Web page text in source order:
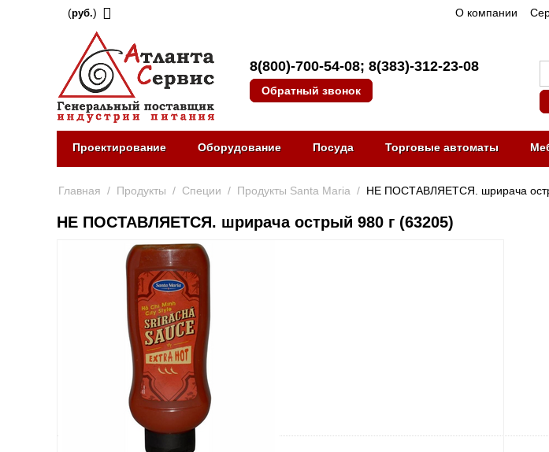
(руб.) О компании
8(800)-700-54-08; 8(383)-312-23-08
Обратный звонок
Проектирование Оборудование Посуда Торговые автоматы
Главная / Продукты / Специи / Продукты Santa Maria / НЕ ПОСТАВЛЯЕТСЯ. шрирача
НЕ ПОСТАВЛЯЕТСЯ. шрирача острый 980 г (63205)